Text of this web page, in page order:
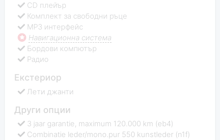
CD плейър
Комплект за свободни ръце
MP3 интерфейс
Навигационна система
Бордови компютър
Радио
Екстериор
Лети джанти
Други опции
3 jaar garantie, maximum 120.000 km (eb4)
Combinatie leder/mono.pur 550 kunstleder (n1f)